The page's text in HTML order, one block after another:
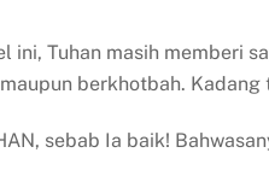
ini, Tuhan masih memberi
berkhotbah.
sebab Ia baik!